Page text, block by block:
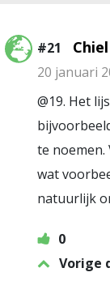
#21 Chiel
20 januari
@19. Het
te noemen.
wat
natuurlijk
0
Vorige